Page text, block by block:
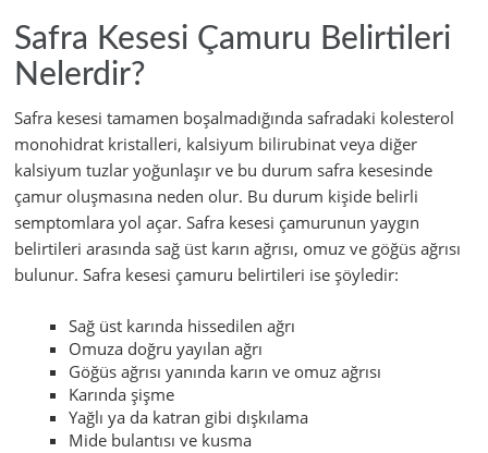
Safra Kesesi Çamuru Belirtileri
Nelerdir?
Safra kesesi tamamen boşalmadığında safradaki kolesterol
monohidrat kristalleri, kalsiyum bilirubinat veya diğer
kalsiyum tuzlar yoğunlaşır ve bu durum safra kesesinde
çamur oluşmasına neden olur. Bu durum kişide belirli
semptomlara yol açar. Safra kesesi çamurunun yaygın
belirtileri arasında sağ üst karın ağrısı, omuz ve göğüs ağrısı
bulunur. Safra kesesi çamuru belirtileri ise şöyledir:
Sağ üst karında hissedilen ağrı
Omuza doğru yayılan ağrı
Göğüs ağrısı yanında karın ve omuz ağrısı
Karında şişme
Yağlı ya da katran gibi dışkılama
Mide bulantısı ve kusma